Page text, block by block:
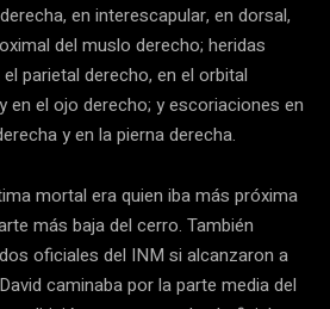
en interescapular, en dorsal,
del muslo derecho; heridas
parietal derecho, en el orbital
en el ojo derecho; y escoriaciones en
y en la pierna derecha.
mortal era quien iba más próxima
más baja del cerro. También
oficiales del INM si alcanzaron a
caminaba por la parte media del